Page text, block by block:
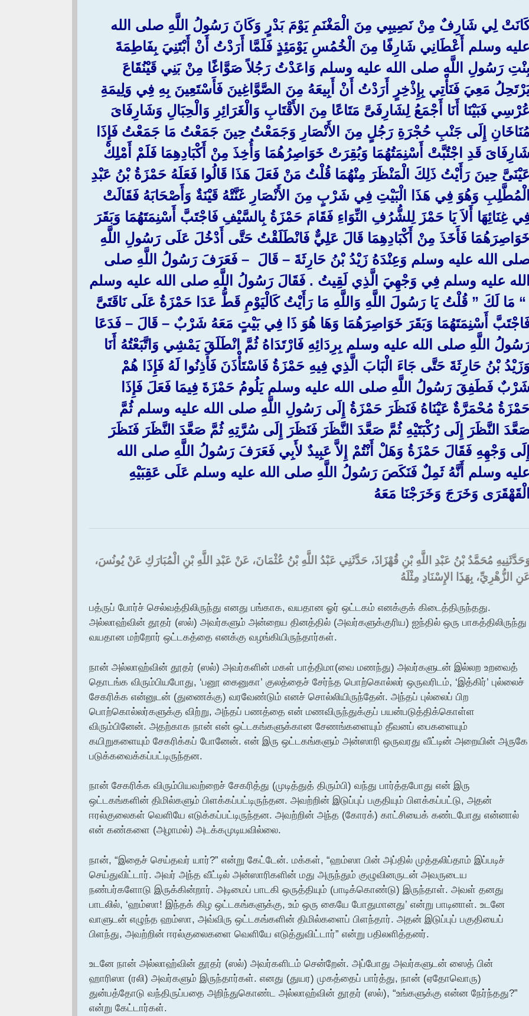
لِي شَارِفٌ مِنْ نَصِيبِي مِنَ الْمَغْنَمِ يَوْمَ بَدْرٍ وَكَانَ رَسُولُ اللَّهِ صلى الله
وسلم أَعْطَانِي شَارِفًا مِنَ الْخُمُسِ يَوْمَئِذٍ فَلَمَّا أَرَدْتُ أَنْ أَبْتَنِيَ بِفَاطِمَةَ
رَسُولِ اللَّهِ صلى الله عليه وسلم وَاعَدْتُ رَجُلاً صَوَّاغًا مِنْ بَنِي قَيْنُقَاعَ
مَعِيَ فَنَأْتِي بِإِذْخِرٍ أَرَدْتُ أَنْ أَبِيعَهُ مِنَ الصَّوَّاغِينَ فَأَسْتَعِينَ بِهِ فِي وَلِيمَةِ
فَبَيْنَا أَنَا أَجْمَعُ لِشَارِفَىَّ مَتَاعًا مِنَ الأَقْتَابِ وَالْغَرَائِرِ وَالْحِبَالِ وَشَارِفَاىَ
إِلَى جَنْبِ حُجْرَةِ رَجُلٍ مِنَ الأَنْصَارِ وَجَمَعْتُ حِينَ جَمَعْتُ مَا جَمَعْتُ فَإِذَا
قَدِ اجْتُبَّتْ أَسْنِمَتُهُمَا وَبُقِرَتْ خَوَاصِرُهُمَا وَأُخِذَ مِنْ أَكْبَادِهِمَا فَلَمْ أَمْلِكْ
حِينَ رَأَيْتُ ذَلِكَ الْمَنْظَرَ مِنْهُمَا قُلْتُ مَنْ فَعَلَ هَذَا قَالُوا فَعَلَهُ حَمْزَةُ بْنُ عَبْدِ
وَهُوَ فِي هَذَا الْبَيْتِ فِي شَرْبٍ مِنَ الأَنْصَارِ غَنَّتْهُ قَيْنَةٌ وَأَصْحَابَهُ فَقَالَتْ
غِنَائِهَا أَلاَ يَا حَمْزَ لِلشُّرُفِ النِّوَاءِ فَقَامَ حَمْزَةُ بِالسَّيْفِ فَاجْتَبَّ أَسْنِمَتَهُمَا وَبَقَرَ
فَأَخَذَ مِنْ أَكْبَادِهِمَا قَالَ عَلِيٌّ فَانْطَلَقْتُ حَتَّى أَدْخُلَ عَلَى رَسُولِ اللَّهِ
الله عليه وسلم وَعِنْدَهُ زَيْدُ بْنُ حَارِثَةَ – قَالَ – فَعَرَفَ رَسُولُ اللَّهِ صلى
عليه وسلم فِي وَجْهِيَ الَّذِي لَقِيتُ ‏.‏ فَقَالَ رَسُولُ اللَّهِ صلى الله عليه وسلم
مَا لَكَ ‏”‏ قُلْتُ يَا رَسُولَ اللَّهِ وَاللَّهِ مَا رَأَيْتُ كَالْيَوْمِ قَطُّ عَدَا حَمْزَةُ عَلَى نَاقَتَىَّ
أَسْنِمَتَهُمَا وَبَقَرَ خَوَاصِرَهُمَا وَهَا هُوَ ذَا فِي بَيْتٍ مَعَهُ شَرْبٌ – قَالَ – فَدَعَا
اللَّهِ صلى الله عليه وسلم بِرِدَائِهِ فَارْتَدَاهُ ثُمَّ انْطَلَقَ يَمْشِي وَاتَّبَعْتُهُ أَنَا
بْنُ حَارِثَةَ حَتَّى جَاءَ الْبَابَ الَّذِي فِيهِ حَمْزَةُ فَاسْتَأْذَنَ فَأَذِنُوا لَهُ فَإِذَا هُمْ
فَطَفِقَ رَسُولُ اللَّهِ صلى الله عليه وسلم يَلُومُ حَمْزَةَ فِيمَا فَعَلَ فَإِذَا
مُحْمَرَّةٌ عَيْنَاهُ فَنَظَرَ حَمْزَةُ إِلَى رَسُولِ اللَّهِ صلى الله عليه وسلم ثُمَّ
النَّظَرَ إِلَى رُكْبَتَيْهِ ثُمَّ صَعَّدَ النَّظَرَ فَنَظَرَ إِلَى سُرَّتِهِ ثُمَّ صَعَّدَ النَّظَرَ فَنَظَرَ
وَجْهِهِ فَقَالَ حَمْزَةُ وَهَلْ أَنْتُمْ إِلاَّ عَبِيدٌ لأَبِي فَعَرَفَ رَسُولُ اللَّهِ صلى الله
وسلم أَنَّهُ ثَمِلٌ فَنَكَصَ رَسُولُ اللَّهِ صلى الله عليه وسلم عَلَى عَقِبَيْهِ
وَخَرَجَ وَخَرَجْنَا مَعَهُ
مُحَمَّدُ بْنُ عَبْدِ اللَّهِ بْنِ قُهْزَاذَ، حَدَّثَنِي عَبْدُ اللَّهِ بْنُ عُثْمَانَ، عَنْ عَبْدِ اللَّهِ بْنِ الْمُبَارَكِ عَنْ يُونُسَ،
الزُّهْرِيِّ، بِهَذَا الإِسْنَادِ مِثْلَهُ
பத்ருப் போர்ச் செல்வத்திலிருந்து எனது பங்காக, வயதான ஓர் ஒட்டகம் எனக்குக் கிடைத்திருந்தது.
அல்லாஹ்வின் தூதர் (ஸல்) அவர்களும் அன்றைய தினத்தில் (அவர்களுக்குரிய) ஐந்தில் ஒரு பாகத்திலிருந்து
வயதான மற்றோர் ஒட்டகத்தை எனக்கு வழங்கியிருந்தார்கள்.
நான் அல்லாஹ்வின் தூதர் (ஸல்) அவர்களின் மகள் பாத்திமா(வை மணந்து) அவர்களுடன் இல்லற உறவைத்
தொடங்க விரும்பியபோது, ‘பனூ கைனுகா’ குலத்தைச் சேர்ந்த பொற்கொல்லர் ஒருவரிடம், ‘இத்கிர்’ புல்லைச்
சேகரிக்க என்னுடன் (துணைக்கு) வரவேண்டும் எனச் சொல்லியிருந்தேன். அந்தப் புல்லைப் பிற
பொற்கொல்லர்களுக்கு விற்று, அந்தப் பணத்தை என் மணவிருந்துக்குப் பயன்படுத்திக்கொள்ள
விரும்பினேன். அதற்காக நான் என் ஒட்டகங்களுக்கான சேணங்களையும் தீவனப் பைகளையும்
கயிறுகளையும் சேகரிக்கப் போனேன். என் இரு ஒட்டகங்களும் அன்ஸாரி ஒருவரது வீட்டின் அறையின் அருகே
படுக்கவைக்கப்பட்டிருந்தன.
நான் சேகரிக்க விரும்பியவற்றைச் சேகரித்து (முடித்துத் திரும்பி) வந்து பார்த்தபோது என் இரு
ஒட்டகங்களின் திமில்களும் பிளக்கப்பட்டிருந்தன. அவற்றின் இடுப்புப் பகுதியும் பிளக்கப்பட்டு, அதன்
ஈரல்குலைகள் வெளியே எடுக்கப்பட்டிருந்தன. அவற்றின் அந்த (கோரக்) காட்சியைக் கண்டபோது என்னால்
என் கண்களை (அழாமல்) அடக்கமுடியவில்லை.
நான், “இதைச் செய்தவர் யார்?” என்று கேட்டேன். மக்கள், “ஹம்ஸா பின் அப்தில் முத்தலிப்தாம் இப்படிச்
செய்துவிட்டார். அவர் அந்த வீட்டில் அன்ஸாரிகளின் மது அருந்தும் குழுவினருடன் அவருடைய
நண்பர்களோடு இருக்கின்றார். அடிமைப் பாடகி ஒருத்தியும் (பாடிக்கொண்டு) இருந்தாள். அவள் தனது
பாடலில், ‘ஹம்ஸா! இந்தக் கிழ ஒட்டகங்களுக்கு, உம் ஒரு கையே போதுமானது’ என்று பாடினாள். உடனே
வாளுடன் எழுந்த ஹம்ஸா, அவ்விரு ஒட்டகங்களின் திமில்களைப் பிளந்தார். அதன் இடுப்புப் பகுதியைப்
பிளந்து, அவற்றின் ஈரல்குலைகளை வெளியே எடுத்துவிட்டார்” என்று பதிலளித்தனர்.
உடனே நான் அல்லாஹ்வின் தூதர் (ஸல்) அவர்களிடம் சென்றேன். அப்போது அவர்களுடன் ஸைத் பின்
ஹாரிஸா (ரலி) அவர்களும் இருந்தார்கள். எனது (துயர) முகத்தைப் பார்த்து, நான் (ஏதோவொரு)
துன்பத்தோடு வந்திருப்பதை அறிந்துகொண்ட அல்லாஹ்வின் தூதர் (ஸல்), “உங்களுக்கு என்ன நேர்ந்தது?”
என்று கேட்டார்கள்.